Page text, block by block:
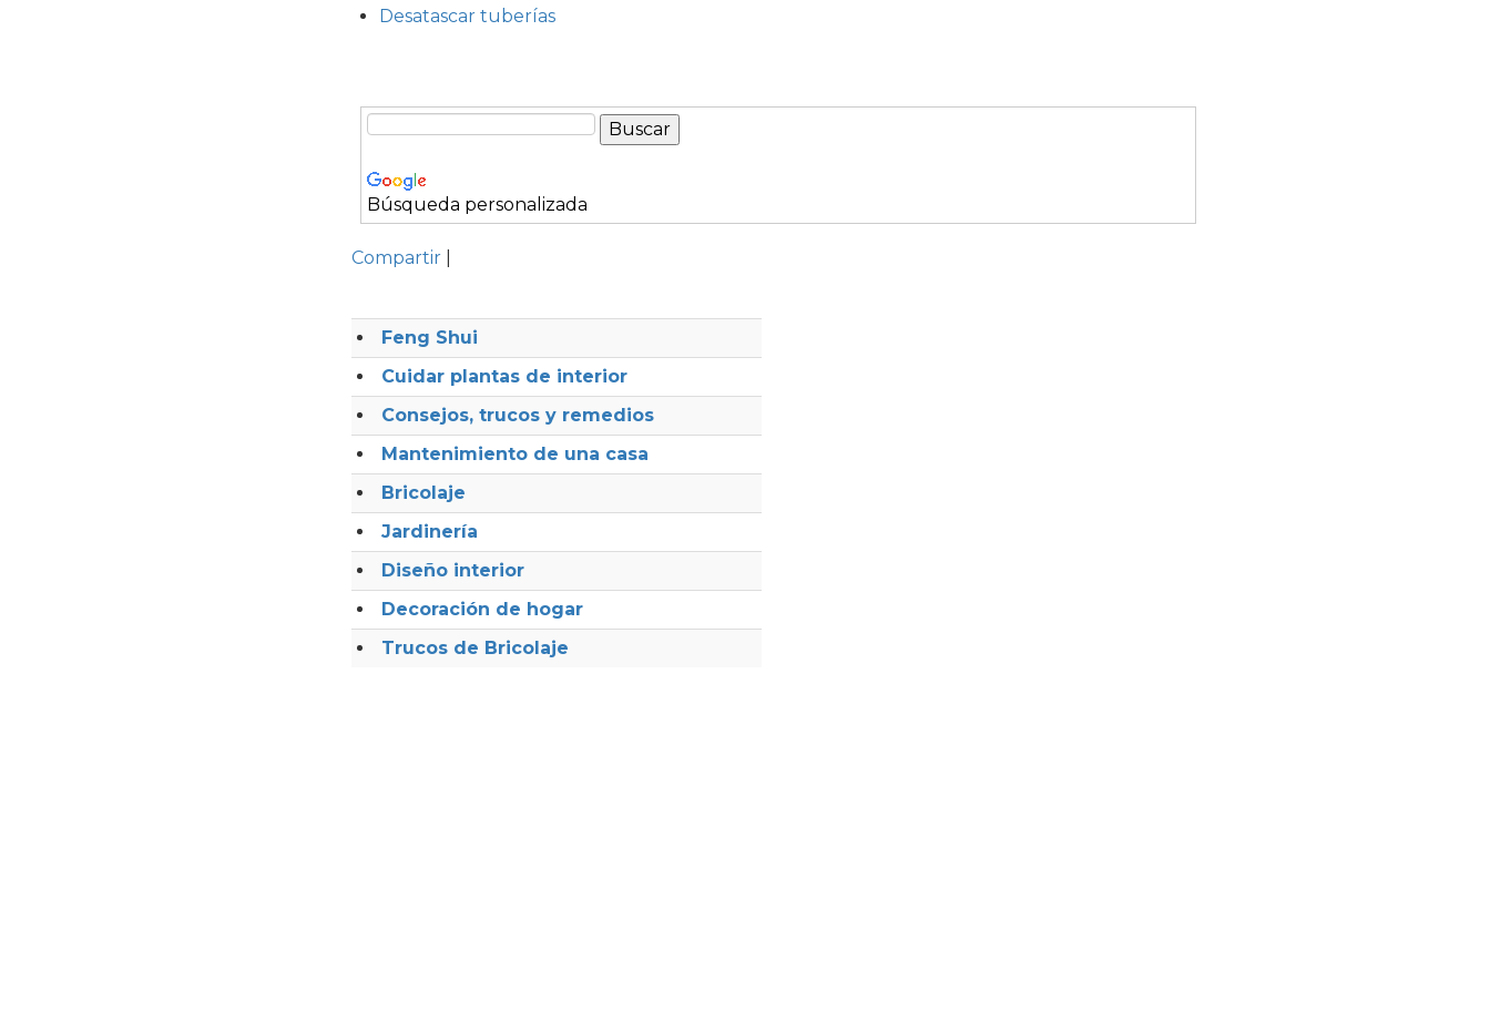
Desatascar tuberías
Búsqueda personalizada
Compartir
Feng Shui
Cuidar plantas de interior
Consejos, trucos y remedios
Mantenimiento de una casa
Bricolaje
Jardinería
Diseño interior
Decoración de hogar
Trucos de Bricolaje